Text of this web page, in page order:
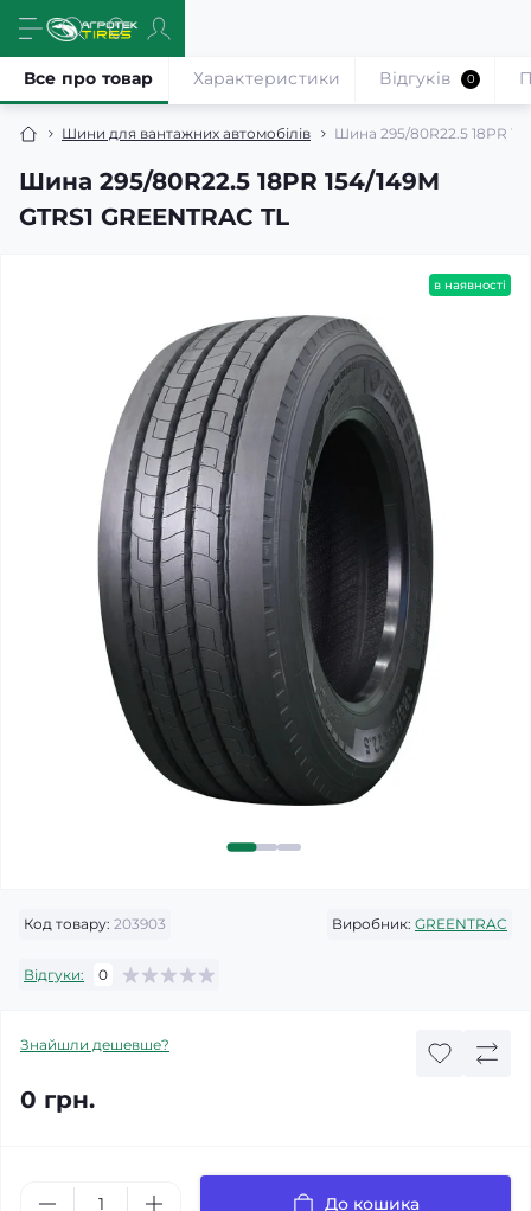
Шини для вантажних автомобілів Шина 295/80R22.5 18PR
Шина 295/80R22.5 18PR 154/149M
GTRS1 GREENTRAC TL
Все про товар Характеристики Відгуків 0
в наявності
Код товару: 203903 Виробник: GREENTRAC
Відгуки: 0
Знайшли дешевше?
0 грн.
До кошика